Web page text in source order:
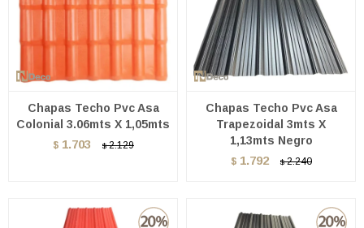
Chapas Techo Pvc Asa
Colonial 3.06mts X 1,05mts
$ 1.703 $ 2.129
Chapas Techo Pvc Asa
Trapezoidal 3mts X
1,13mts Negro
$ 1.792 $ 2.240